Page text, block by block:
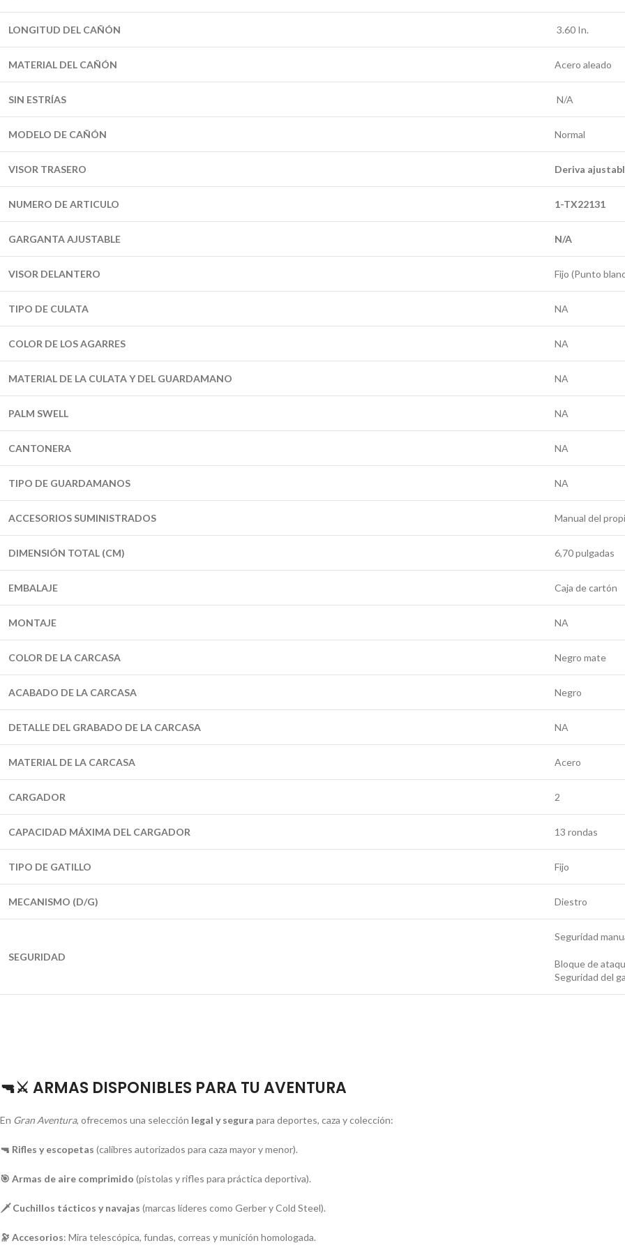
LONGITUD DEL CAÑÓN 3.60 In.
MATERIAL DEL CAÑÓN Acero aleado
SIN ESTRÍAS N/A
MODELO DE CAÑÓN Normal
VISOR TRASERO Deriva
NUMERO DE ARTICULO 1-TX22131
GARGANTA AJUSTABLE N/A
VISOR DELANTERO Fijo (Punto
TIPO DE CULATA NA
COLOR DE LOS AGARRES NA
MATERIAL DE LA CULATA Y DEL GUARDAMANO NA
PALM SWELL NA
CANTONERA NA
TIPO DE GUARDAMANOS NA
ACCESORIOS SUMINISTRADOS Manual del
DIMENSIÓN TOTAL (CM) 6,70 pulgadas
EMBALAJE Caja de cartón
MONTAJE NA
COLOR DE LA CARCASA Negro mate
ACABADO DE LA CARCASA Negro
DETALLE DEL GRABADO DE LA CARCASA NA
MATERIAL DE LA CARCASA Acero
CARGADOR 2
CAPACIDAD MÁXIMA DEL CARGADOR 13 rondas
TIPO DE GATILLO Fijo
MECANISMO (D/G) Diestro
SEGURIDAD
Seguridad
Bloque de
Seguridad del
🔫⚔️ ARMAS DISPONIBLES PARA TU AVENTURA
En Gran Aventura, ofrecemos una selección legal y segura para deportes, caza y colección:
🔫 Rifles y escopetas (calibres autorizados para caza mayor y menor).
🎯 Armas de aire comprimido (pistolas y rifles para práctica deportiva).
🗡️ Cuchillos tácticos y navajas (marcas líderes como Gerber y Cold Steel).
🔭 Accesorios: Mira telescópica, fundas, correas y munición homologada.